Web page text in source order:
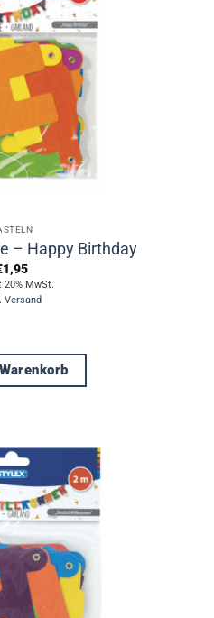
– Happy Birthday
1,95
20% MwSt.
Versand